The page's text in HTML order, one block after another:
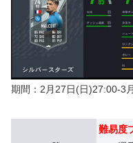
期間：2月27日(日)27:00-3
難易度